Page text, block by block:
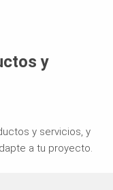
y
y servicios, y
a tu proyecto.